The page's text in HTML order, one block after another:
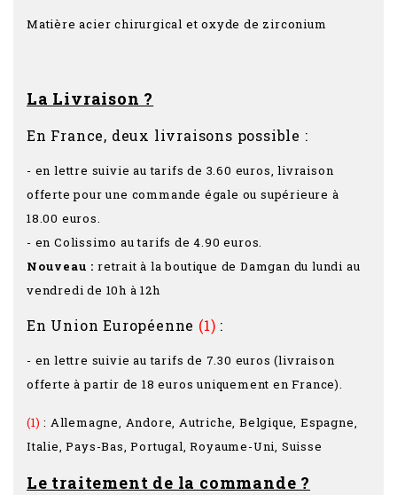
Matière acier chirurgical et oxyde de zirconium
La Livraison ?
En France, deux livraisons possible :
- en lettre suivie au tarifs de 3.60 euros, livraison
offerte pour une commande égale ou supérieure à
18.00 euros.
- en Colissimo au tarifs de 4.90 euros.
Nouveau : retrait à la boutique de Damgan du lundi au
vendredi de 10h à 12h
En Union Européenne (1) :
- en lettre suivie au tarifs de 7.30 euros (livraison
offerte à partir de 18 euros uniquement en France).
(1) : Allemagne, Andore, Autriche, Belgique, Espagne,
Italie, Pays-Bas, Portugal, Royaume-Uni, Suisse
Le traitement de la commande ?